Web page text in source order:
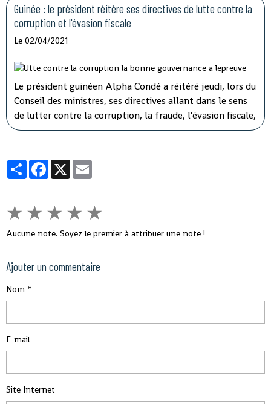
que compte l'hémicycle guinéen.
Guinée : le président réitère ses directives de lutte contre la
corruption et l'évasion fiscale
Le 02/04/2021
Le président guinéen Alpha Condé a réitéré jeudi, lors du
Conseil des ministres, ses directives allant dans le sens
de lutter contre la corruption, la fraude, l'évasion fiscale,
le népotisme, le laisser-aller et tous ces fléaux qui
développement rapide de son pays.
PartagerFacebook
X
★ ★ ★ ★ ★
Aucune note. Soyez le premier à attribuer une note !
Ajouter un commentaire
Nom
E-mail
Site Internet